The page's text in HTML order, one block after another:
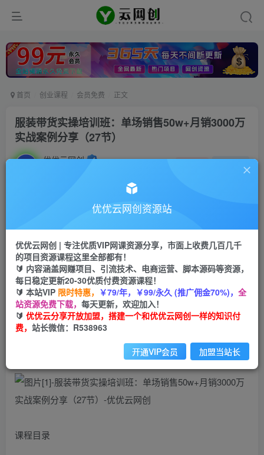
首页 创业课程 会员免费 正文
服装带货实操培训班：单场销售50w+月销3000万
实战案例分享（27节）
优优云网创 私信
云币 9.9 云币99
会员免费
立即购买
您当前未登录！建议登陆后购买，可保存购买订单
课程目录
优优云网创资源站
优优云网创 | 专注优质VIP网课资源分享，市面上收费几百几千
的项目资源课程这里全部都有！
🔰 内容涵盖网赚项目、引流技术、电商运营、脚本源码等资源，
每日稳定更新20-30优质付费资源课程！
🔰 本站VIP 限时特惠， ￥79/年，￥99/永久 (推广佣金70%)， 全
站资源免费下载， 每天更新，欢迎加入！
🔰 优优云分享开放加盟，搭建一个和优优云网创一样的知识付
费， 站长微信：R538963
开通VIP会员 加盟当站长